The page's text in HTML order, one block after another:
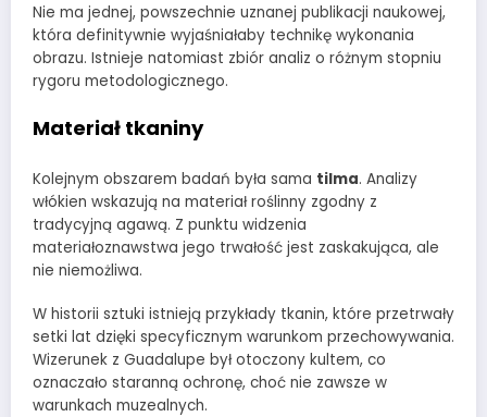
Nie ma jednej, powszechnie uznanej publikacji naukowej,
która definitywnie wyjaśniałaby technikę wykonania
obrazu. Istnieje natomiast zbiór analiz o różnym stopniu
rygoru metodologicznego.
Materiał tkaniny
Kolejnym obszarem badań była sama tilma. Analizy
włókien wskazują na materiał roślinny zgodny z
tradycyjną agawą. Z punktu widzenia
materiałoznawstwa jego trwałość jest zaskakująca, ale
nie niemożliwa.
W historii sztuki istnieją przykłady tkanin, które przetrwały
setki lat dzięki specyficznym warunkom przechowywania.
Wizerunek z Guadalupe był otoczony kultem, co
oznaczało staranną ochronę, choć nie zawsze w
warunkach muzealnych.